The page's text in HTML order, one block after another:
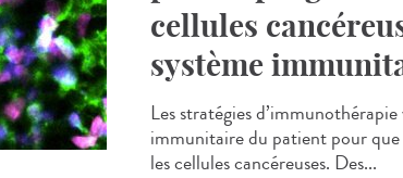
cellules
système
Les stratégies
immunitaire du patient pour
les cellules cancéreuses. Des...